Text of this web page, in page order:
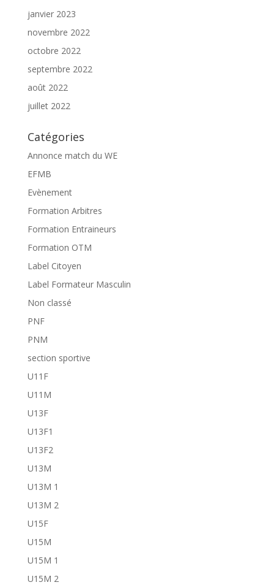
janvier 2023
novembre 2022
octobre 2022
septembre 2022
août 2022
juillet 2022
Catégories
Annonce match du WE
EFMB
Evènement
Formation Arbitres
Formation Entraineurs
Formation OTM
Label Citoyen
Label Formateur Masculin
Non classé
PNF
PNM
section sportive
U11F
U11M
U13F
U13F1
U13F2
U13M
U13M 1
U13M 2
U15F
U15M
U15M 1
U15M 2